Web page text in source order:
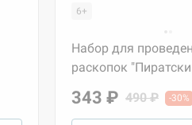
6+
Набор для
раскопок
343 ₽ 490 ₽ -30%